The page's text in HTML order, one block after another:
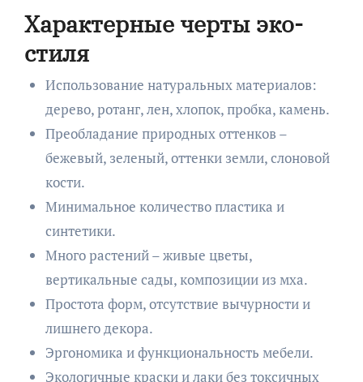
Характерные черты эко-
стиля
Использование натуральных материалов:
дерево, ротанг, лен, хлопок, пробка, камень.
Преобладание природных оттенков –
бежевый, зеленый, оттенки земли, слоновой
кости.
Минимальное количество пластика и
синтетики.
Много растений – живые цветы,
вертикальные сады, композиции из мха.
Простота форм, отсутствие вычурности и
лишнего декора.
Эргономика и функциональность мебели.
Экологичные краски и лаки без токсичных